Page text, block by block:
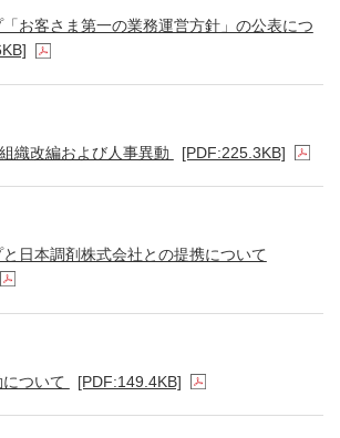
お客さま第一の業務運営方針」の公表につ
織改編および人事異動 [PDF:225.3KB]
日本調剤株式会社との提携について
ついて [PDF:149.4KB]